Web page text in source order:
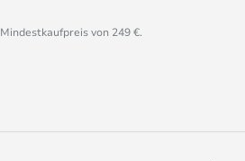
von 249 €.